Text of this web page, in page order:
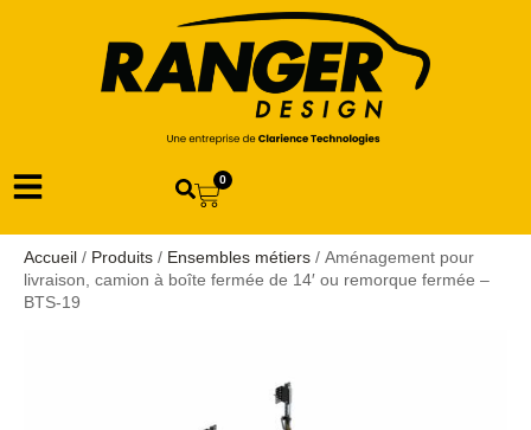
0
Accueil / Produits / Ensembles métiers / Aménagement pour
livraison, camion à boîte fermée de 14′ ou remorque fermée –
BTS-19